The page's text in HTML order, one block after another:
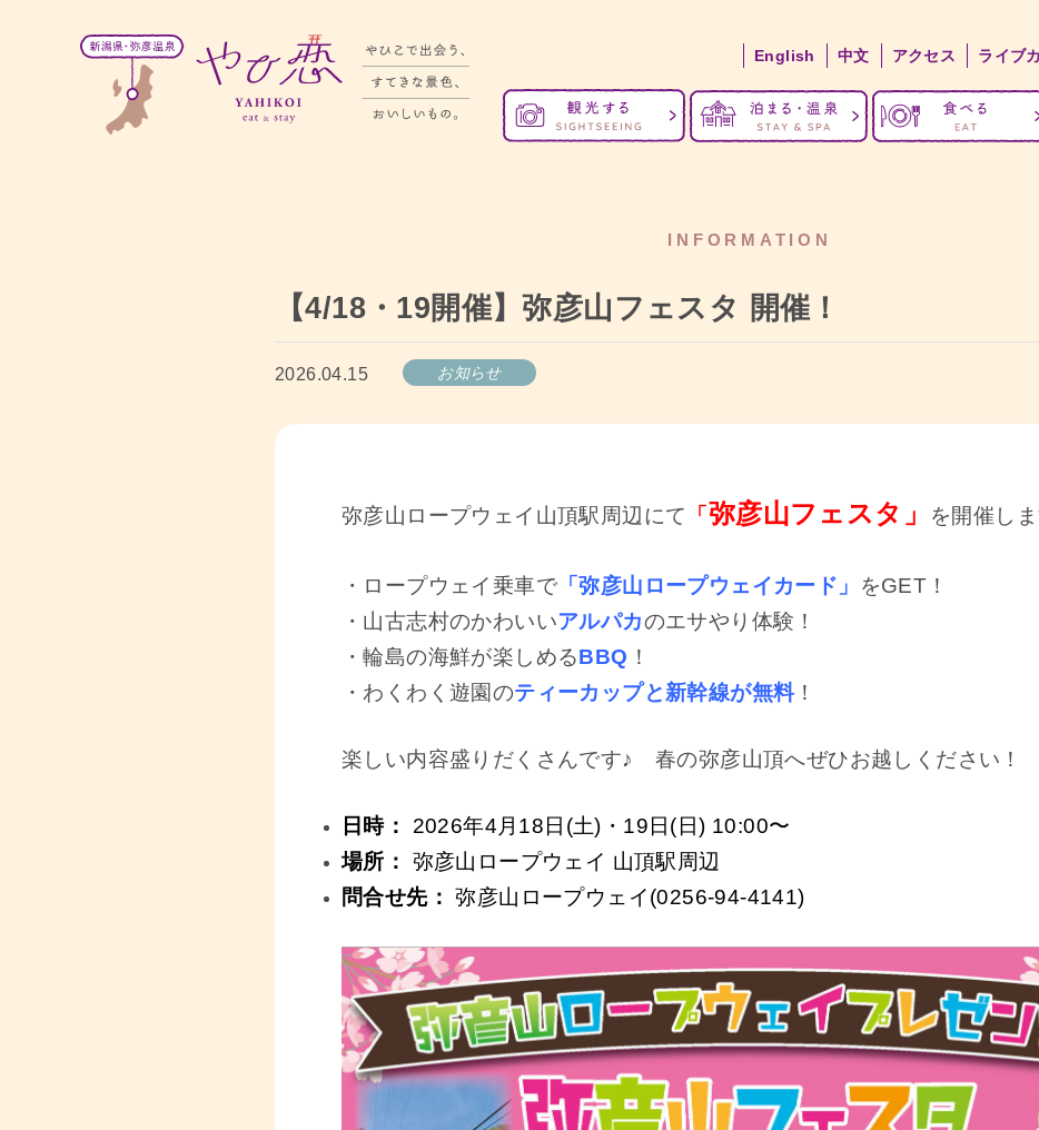
English 中文 アクセス ライブ
INFORMATION
【4/18・19開催】弥彦山フェスタ 開催！
2026.04.15 お知らせ
弥彦山ロープウェイ山頂駅周辺にて 「 弥彦山フェスタ」 を開催しま
・ロープウェイ乗車で 「弥彦山ロープウェイカード」
をGET！
・山古志村のかわいいアルパカのエサやり体験！
・輪島の海鮮が楽しめるBBQ ！
・わくわく遊園のティーカップと新幹線が無料！
楽しい内容盛りだくさんです♪ 春の弥彦山頂へぜひお越しください！
日時：
2026年4月18日(土)・19日(日) 10:00〜
場所：
弥彦山ロープウェイ 山頂駅周辺
問合せ先： 弥彦山ロープウェイ(0256-94-4141)